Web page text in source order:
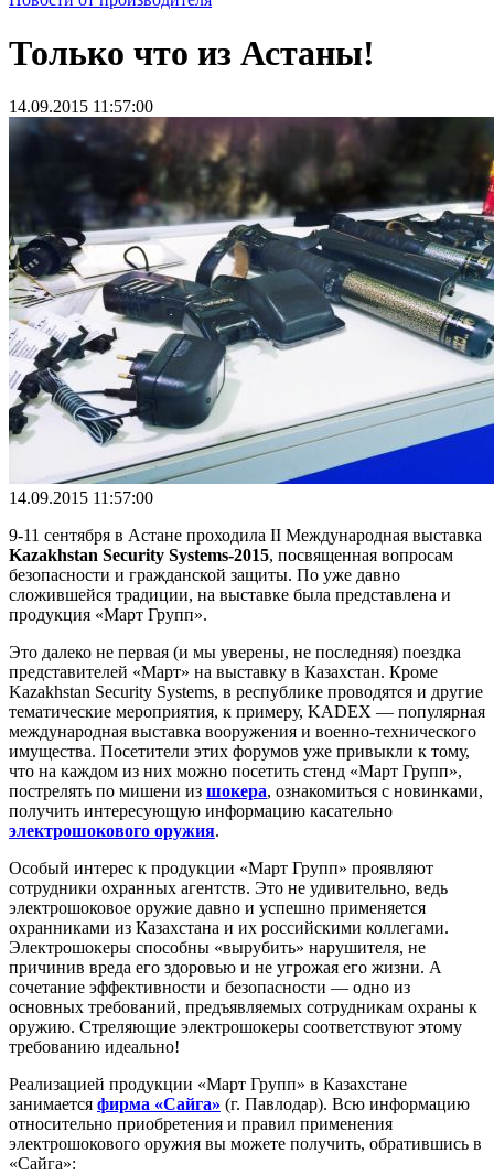
Только что из Астаны!
14.09.2015 11:57:00
14.09.2015 11:57:00
9-11 сентября в Астане проходила II Международная выставка
Kazakhstan Security Systems-2015, посвященная вопросам
безопасности и гражданской защиты. По уже давно
сложившейся традиции, на выставке была представлена и
продукция «Март Групп».
Это далеко не первая (и мы уверены, не последняя) поездка
представителей «Март» на выставку в Казахстан. Кроме
Kazakhstan Security Systems, в республике проводятся и другие
тематические мероприятия, к примеру, KADEX — популярная
международная выставка вооружения и военно-технического
имущества. Посетители этих форумов уже привыкли к тому,
что на каждом из них можно посетить стенд «Март Групп»,
пострелять по мишени из шокера, ознакомиться с новинками,
получить интересующую информацию касательно
электрошокового оружия.
Особый интерес к продукции «Март Групп» проявляют
сотрудники охранных агентств. Это не удивительно, ведь
электрошоковое оружие давно и успешно применяется
охранниками из Казахстана и их российскими коллегами.
Электрошокеры способны «вырубить» нарушителя, не
причинив вреда его здоровью и не угрожая его жизни. А
сочетание эффективности и безопасности — одно из
основных требований, предъявляемых сотрудникам охраны к
оружию. Стреляющие электрошокеры соответствуют этому
требованию идеально!
Реализацией продукции «Март Групп» в Казахстане
занимается фирма «Сайга» (г. Павлодар). Всю информацию
относительно приобретения и правил применения
электрошокового оружия вы можете получить, обратившись в
«Сайга»: